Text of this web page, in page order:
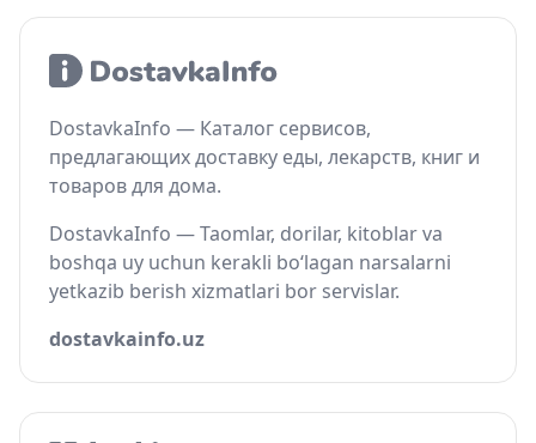
DostavkaInfo — Каталог сервисов,
предлагающих доставку еды, лекарств, книг и
товаров для дома.
DostavkaInfo — Taomlar, dorilar, kitoblar va
boshqa uy uchun kerakli bo‘lagan narsalarni
yetkazib berish xizmatlari bor servislar.
dostavkainfo.uz